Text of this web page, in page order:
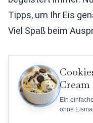
Tipps, um Ihr Eis
Viel Spaß beim
Cream
Ein
ohne